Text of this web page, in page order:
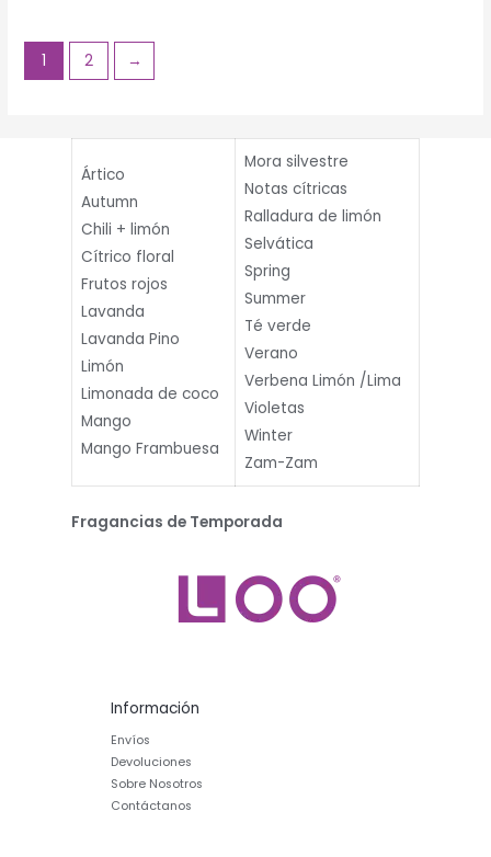
1 2 →
Ártico
Autumn
Chili + limón
Cítrico floral
Frutos rojos
Lavanda
Lavanda Pino
Limón
Limonada de coco
Mango
Mango Frambuesa
Mora silvestre
Notas cítricas
Ralladura de limón
Selvática
Spring
Summer
Té verde
Verano
Verbena Limón /Lima
Violetas
Winter
Zam-Zam
Fragancias de Temporada
Información
Envíos
Devoluciones
Sobre Nosotros
Contáctanos